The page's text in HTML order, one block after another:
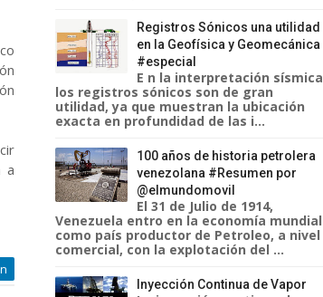
a
Registros Sónicos una utilidad
en la Geofísica y Geomecánica
#especial
E n la interpretación sísmica
los registros sónicos son de gran
utilidad, ya que muestran la ubicación
exacta en profundidad de las i...
100 años de historia petrolera
venezolana #Resumen por
@elmundomovil
El 31 de Julio de 1914,
Venezuela entro en la economía mundial
como país productor de Petroleo, a nivel
comercial, con la explotación del ...
Inyección Continua de Vapor